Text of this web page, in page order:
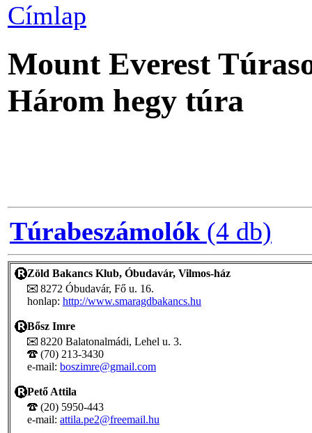
Címlap
Mount Everest
Három hegy túra
Túrabeszámolók (4 db)
Zöld Bakancs Klub, Óbudavár, Vilmos-ház
8272 Óbudavár, Fő u. 16.
honlap: http://www.smaragdbakancs.hu
Bősz Imre
8220 Balatonalmádi, Lehel u. 3.
(70) 213-3430
e-mail: boszimre@gmail.com
Pető Attila
(20) 5950-443
e-mail: attila.pe2@freemail.hu